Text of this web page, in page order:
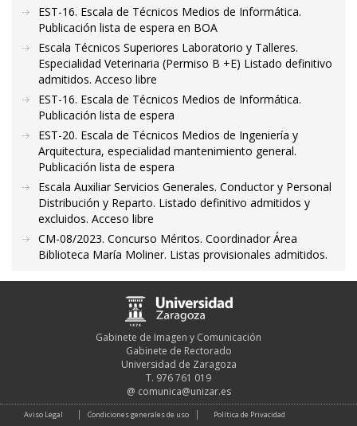
EST-16. Escala de Técnicos Medios de Informática.
Publicación lista de espera en BOA
Escala Técnicos Superiores Laboratorio y Talleres.
Especialidad Veterinaria (Permiso B +E) Listado definitivo
admitidos. Acceso libre
EST-16. Escala de Técnicos Medios de Informática.
Publicación lista de espera
EST-20. Escala de Técnicos Medios de Ingeniería y
Arquitectura, especialidad mantenimiento general.
Publicación lista de espera
Escala Auxiliar Servicios Generales. Conductor y Personal
Distribución y Reparto. Listado definitivo admitidos y
excluidos. Acceso libre
CM-08/2023. Concurso Méritos. Coordinador Área
Biblioteca María Moliner. Listas provisionales admitidos.
Gabinete de Imagen y Comunicación
Gabinete de Rectorado
Universidad de Zaragoza
T. 976 761 019
@ comunica@unizar.es
Aviso Legal Condiciones generales de uso Política de Privacidad